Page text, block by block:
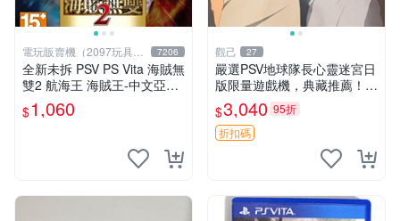
電玩販賣機（2097玩具公
仔舖
7206
全新未拆 PSV PS Vita 海賊無
雙2 航海王 海賊王-中文亞版-
ONE PIECE MUSOU
$1,060
觀己 27
嚴選PSV地球隊長心靈迷宮日
版限量遊戲機，典藏推薦！Ni
ntendo掌上型遊戲 心靈迷宮
PSV 地球隊長 日本版本 當代
遊戲機 PSV 地球隊長 心靈
$3,040 95折
折扣碼